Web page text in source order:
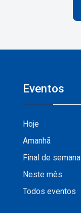
Eventos
Hoje
Amanhã
Final de semana
Neste mês
Todos eventos